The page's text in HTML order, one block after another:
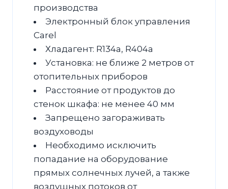
производства
Электронный блок управления
Carel
Хладагент: R134a, R404a
Установка: не ближе 2 метров от
отопительных приборов
Расстояние от продуктов до
стенок шкафа: не менее 40 мм
Запрещено загораживать
воздуховоды
Необходимо исключить
попадание на оборудование
прямых солнечных лучей, а также
воздушных потоков от